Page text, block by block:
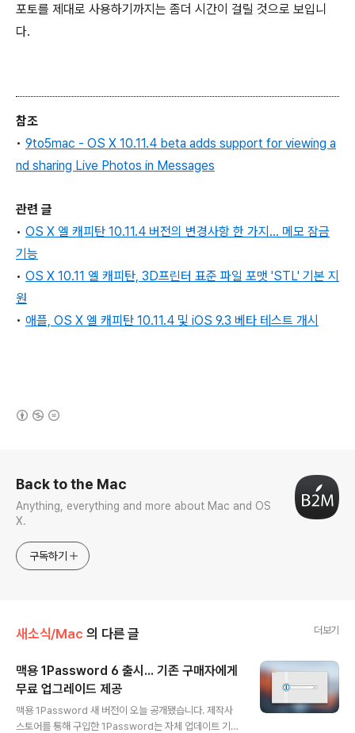
포토를 제대로 사용하기까지는 좀더 시간이 걸릴 것으로 보입니
다.
참조
• 9to5mac - OS X 10.11.4 beta adds support for viewing a
nd sharing Live Photos in Messages
관련 글
• OS X 엘 캐피탄 10.11.4 버전의 변경사항 한 가지... 메모 잠금
기능
• OS X 10.11 엘 캐피탄, 3D프린터 표준 파일 포맷 'STL' 기본 지
원
• 애플, OS X 엘 캐피탄 10.11.4 및 iOS 9.3 베타 테스트 개시
Back to the Mac
Anything, everything and more about Mac and OS
X.
구독하기
새소식/Mac 의 다른 글 더보기
맥용 1Password 6 출시... 기존 구매자에게
무료 업그레이드 제공
맥용 1Password 새 버전이 오늘 공개됐습니다. 제작사
스토어를 통해 구입한 1Password는 자체 업데이트 기능